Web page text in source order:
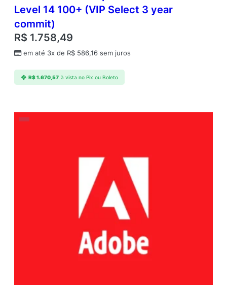
Level 14 100+ (VIP Select 3 year
commit)
R$ 1.758,49
em até 3x de R$ 586,16 sem juros
R$1.670,57 à vista no Pix ou Boleto